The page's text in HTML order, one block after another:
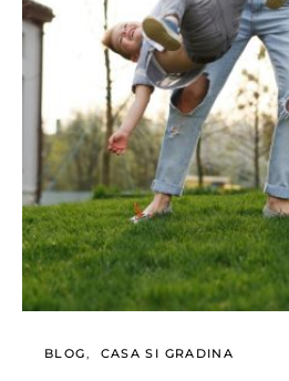
BLOG CASA SI GRADINA